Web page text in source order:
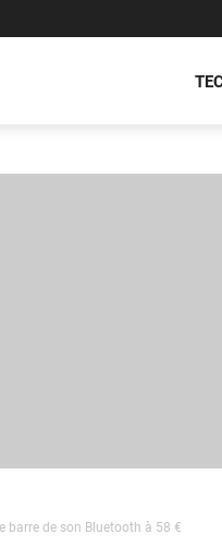
barre de son Bluetooth à 58 €